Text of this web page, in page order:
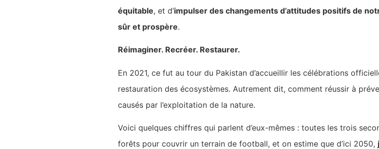
équitable, et d’impulser des changements d’attitudes positifs de
sûr et prospère.
Réimaginer. Recréer. Restaurer.
En 2021, ce fut au tour du Pakistan d’accueillir les célébrations
restauration des écosystèmes. Autrement dit, comment réussir à
causés par l’exploitation de la nature.
Voici quelques chiffres qui parlent d’eux-mêmes : toutes les trois
forêts pour couvrir un terrain de football, et on estime que d’ici 2050,